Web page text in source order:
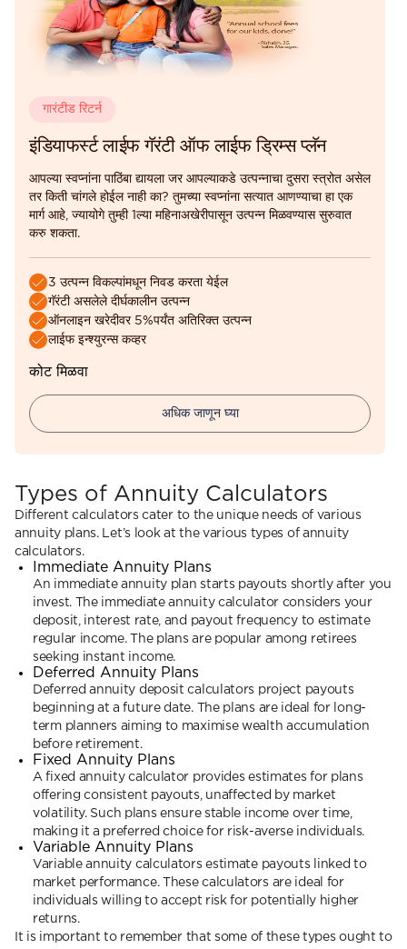
इंडियाफर्स्ट लाईफ गॅरंटी ऑफ लाईफ ड्रिम्स प्लॅन
गारंटीड रिटर्न
आपल्या स्वप्नांना पाठिंबा द्यायला जर आपल्याकडे उत्पन्नाचा दुसरा स्त्रोत असेल
तर किती चांगले होईल नाही का? तुमच्या स्वप्नांना सत्यात आणण्याचा हा एक
मार्ग आहे, ज्यायोगे तुम्ही 1ल्या महिनाअखेरीपासून उत्पन्न मिळवण्यास सुरुवात
करु शकता.
3 उत्पन्न विकल्पांमधून निवड करता येईल
गॅरंटी असलेले दीर्घकालीन उत्पन्न
ऑनलाइन खरेदीवर 5%पर्यंत अतिरिक्त उत्पन्न
लाईफ इन्श्युरन्स कव्हर
कोट मिळवा
अधिक जाणून घ्या
Types of Annuity Calculators
Different calculators cater to the unique needs of various
annuity plans. Let’s look at the various types of annuity
calculators.
Immediate Annuity Plans
An immediate annuity plan starts payouts shortly after you
invest. The immediate annuity calculator considers your
deposit, interest rate, and payout frequency to estimate
regular income. The plans are popular among retirees
seeking instant income.
Deferred Annuity Plans
Deferred annuity deposit calculators project payouts
beginning at a future date. The plans are ideal for long-
term planners aiming to maximise wealth accumulation
before retirement.
Fixed Annuity Plans
A fixed annuity calculator provides estimates for plans
offering consistent payouts, unaffected by market
volatility. Such plans ensure stable income over time,
making it a preferred choice for risk-averse individuals.
Variable Annuity Plans
Variable annuity calculators estimate payouts linked to
market performance. These calculators are ideal for
individuals willing to accept risk for potentially higher
returns.
It is important to remember that some of these types ought to